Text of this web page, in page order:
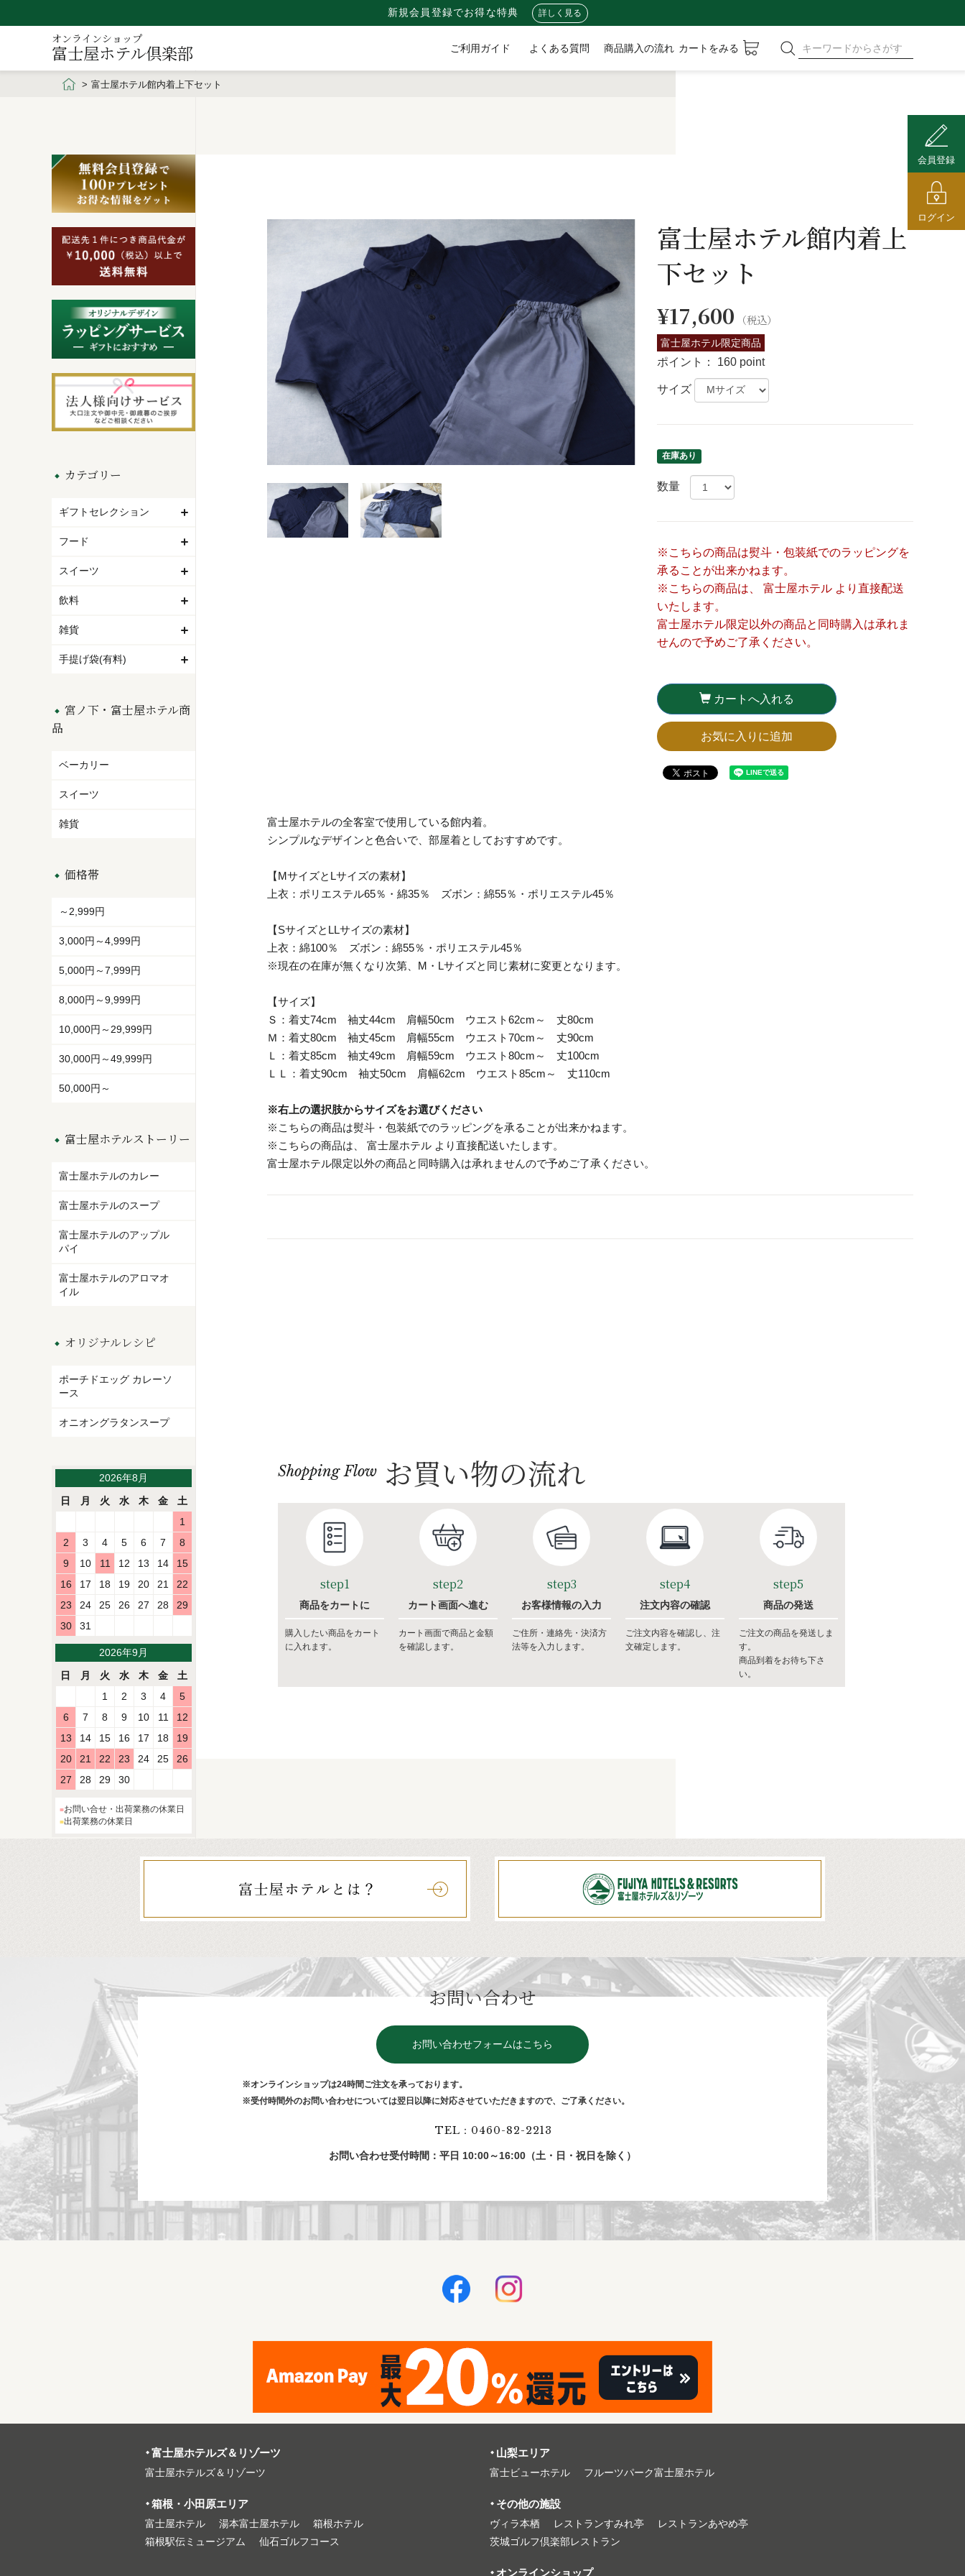
新規会員登録でお得な特典 詳しく見る
オンラインショップ
富士屋ホテル倶楽部 ご利用ガイド よくある質問 商品購入の流れ カートをみる
会員登録
ログイン
富士屋ホテル館内着上下セット
富士屋ホテル館内着上
下セット
¥17,600 （税込）
富士屋ホテル限定商品
ポイント： 160 point
サイズ
在庫あり
数量
※こちらの商品は熨斗・包装紙でのラッピングを
承ることが出来かねます。
※こちらの商品は、 富士屋ホテル より直接配送
いたします。
富士屋ホテル限定以外の商品と同時購入は承れま
せんので予めご了承ください。
カートへ入れる
お気に入りに追加
富士屋ホテルの全客室で使用している館内着。
シンプルなデザインと色合いで、部屋着としておすすめです。
【MサイズとLサイズの素材】
上衣：ポリエステル65％・綿35％ ズボン：綿55％・ポリエステル45％
【SサイズとLLサイズの素材】
上衣：綿100％ ズボン：綿55％・ポリエステル45％
※現在の在庫が無くなり次第、M・Lサイズと同じ素材に変更となります。
【サイズ】
Ｓ：着丈74cm 袖丈44cm 肩幅50cm ウエスト62cm～ 丈80cm
Ｍ：着丈80cm 袖丈45cm 肩幅55cm ウエスト70cm～ 丈90cm
Ｌ：着丈85cm 袖丈49cm 肩幅59cm ウエスト80cm～ 丈100cm
ＬＬ：着丈90cm 袖丈50cm 肩幅62cm ウエスト85cm～ 丈110cm
※右上の選択肢からサイズをお選びください
※こちらの商品は熨斗・包装紙でのラッピングを承ることが出来かねます。
※こちらの商品は、 富士屋ホテル より直接配送いたします。
富士屋ホテル限定以外の商品と同時購入は承れませんので予めご了承ください。
Shopping Flow お買い物の流れ
step1
商品をカートに
購入したい商品をカート
に入れます。
step2
カート画面へ進む
カート画面で商品と金額
を確認します。
step3
お客様情報の入力
ご住所・連絡先・決済方
法等を入力します。
step4
注文内容の確認
ご注文内容を確認し、注
文確定します。
step5
商品の発送
ご注文の商品を発送しま
す。
商品到着をお待ち下さ
い。
カテゴリー
ギフトセレクション
フード
スイーツ
飲料
雑貨
手提げ袋(有料)
宮ノ下・富士屋ホテル商
品
ベーカリー
スイーツ
雑貨
価格帯
～2,999円
3,000円～4,999円
5,000円～7,999円
8,000円～9,999円
10,000円～29,999円
30,000円～49,999円
50,000円～
富士屋ホテルストーリー
富士屋ホテルのカレー
富士屋ホテルのスープ
富士屋ホテルのアップル
パイ
富士屋ホテルのアロマオ
イル
オリジナルレシピ
ポーチドエッグ カレーソ
ース
オニオングラタンスープ
2026年8月
日
月 火 水 木 金
土
1
2
3 4 5 6 7
8
9
10 11 12 13 14
15
16
17 18 19 20 21
22
23
24 25 26 27 28
29
30
31
2026年9月
日
月 火 水 木 金
土
1
2 3 4
5
6
7 8 9 10 11
12
13
14 15 16 17 18
19
20
21 22 23 24 25
26
27
28 29 30
お問い合せ・出荷業務の休業日
出荷業務の休業日
お問い合わせ
お問い合わせフォームはこちら
※オンラインショップは24時間ご注⽂を承っております。
※受付時間外のお問い合わせについては翌⽇以降に対応させていただきますので、ご了承ください。
TEL：0460-82-2213
お問い合わせ受付時間：平日 10:00～16:00（土・日・祝日を除く）
富⼠屋ホテルズ＆リゾーツ
富⼠屋ホテルズ＆リゾーツ
箱根・⼩⽥原エリア
富⼠屋ホテル 湯本富⼠屋ホテル
箱根ホテル
箱根駅伝ミュージアム
仙石ゴルフコース
⼭梨エリア
富⼠ビューホテル フルーツパーク富⼠屋ホテル
その他の施設
ヴィラ本栖 レストランすみれ亭
レストランあやめ亭
茨城ゴルフ倶楽部レストラン
オンラインショップ